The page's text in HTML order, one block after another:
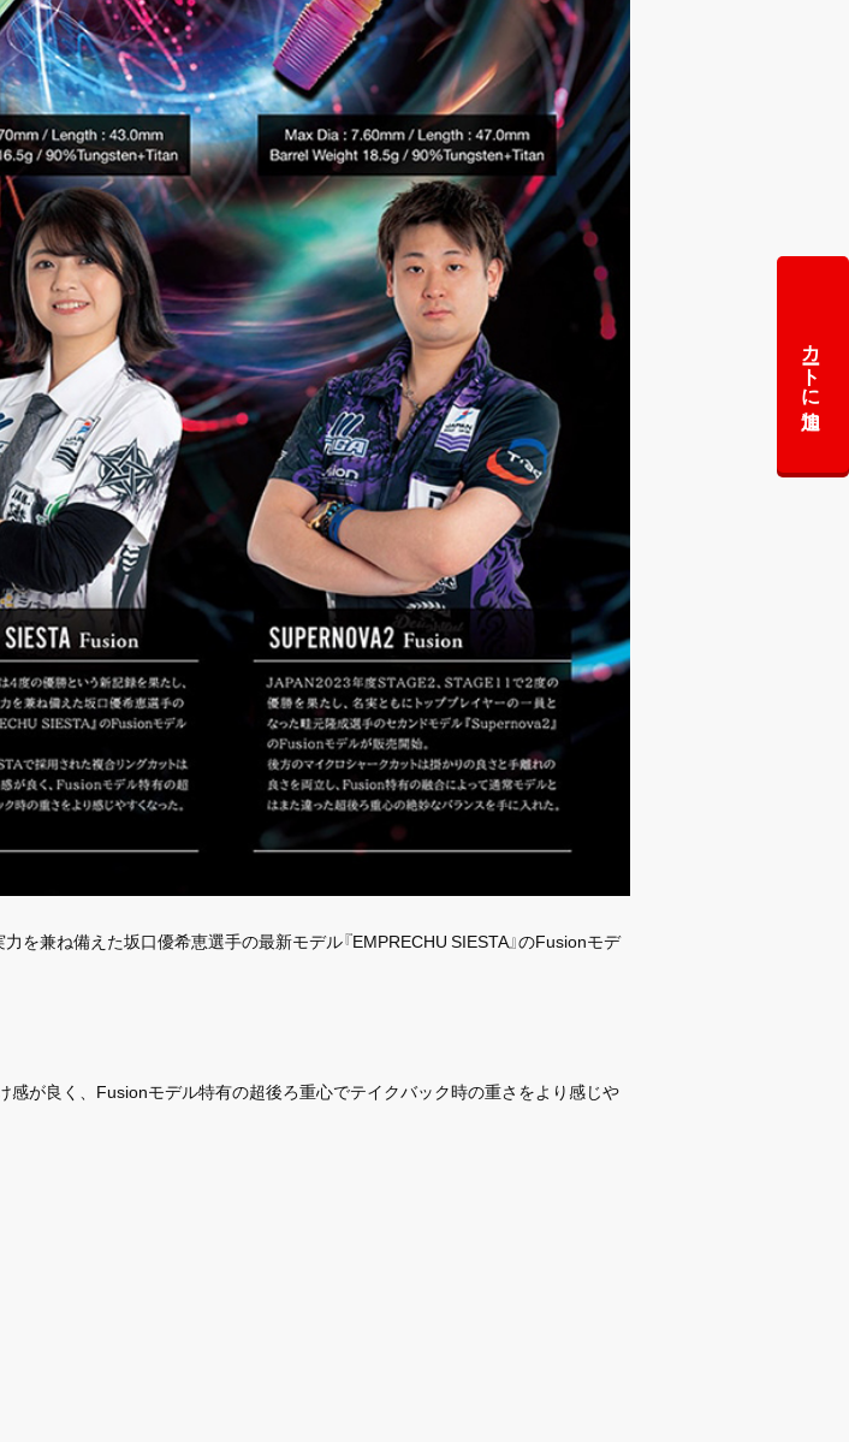
カートに追加
兼ね備えた坂口優希恵選手の最新モデル『EMPRECHU SIESTA』のFusionモデ
が良く、Fusionモデル特有の超後ろ重心でテイクバック時の重さをより感じや